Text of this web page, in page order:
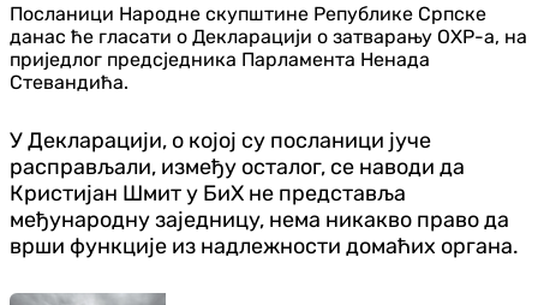
Посланици Народне скупштине Републике Српске
данас ће гласати о Декларацији о затварању ОХР-а, на
приједлог предсједника Парламента Ненада
Стевандића.
У Декларацији, о којој су посланици јуче
расправљали, између осталог, се наводи да
Кристијан Шмит у БиХ не представља
међународну заједницу, нема никакво право да
врши функције из надлежности домаћих органа.